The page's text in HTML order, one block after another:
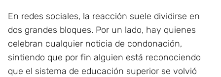
En redes sociales, la reacción suele dividirse en
dos grandes bloques. Por un lado, hay quienes
celebran cualquier noticia de condonación,
sintiendo que por fin alguien está reconociendo
que el sistema de educación superior se volvió